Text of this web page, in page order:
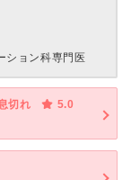
ション科専門医
切れ
5.0